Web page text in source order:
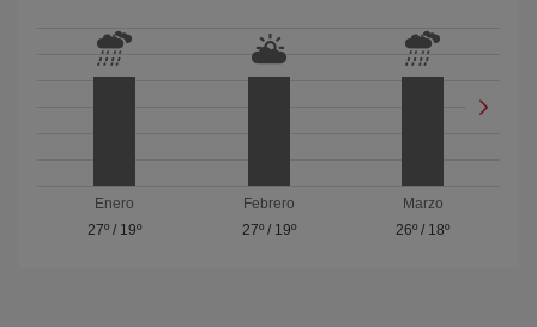
Enero
27º/ 19º
Febrero
27º/ 19º
Marzo
26º / 18º